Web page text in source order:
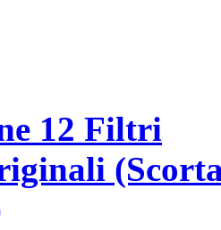
12 Filtri